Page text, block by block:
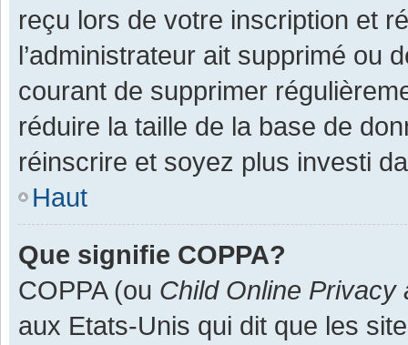
reçu lors de votre inscription et
l’administrateur ait supprimé ou
courant de supprimer
réduire la taille de la base de
réinscrire et soyez plus investi
Haut
Que signifie COPPA?
COPPA (ou Child Online Privacy
aux Etats-Unis qui dit que les